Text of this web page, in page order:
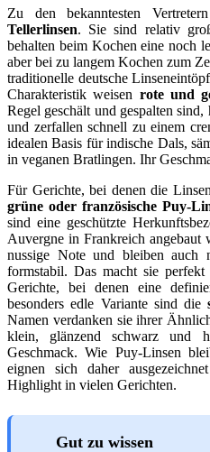
Zu den bekanntesten
Tellerlinsen. Sie sind relativ
behalten beim Kochen eine noch
aber bei zu langem Kochen zum
traditionelle deutsche
Charakteristik weisen rote und
Regel geschält und gespalten
und zerfallen schnell zu einem
idealen Basis für indische Dals,
in veganen Bratlingen. Ihr
Für Gerichte, bei denen die
grüne oder französische Puy-
sind eine geschützte
Auvergne in Frankreich angebaut
nussige Note und bleiben auch
formstabil. Das macht sie
Gerichte, bei denen eine
besonders edle Variante sind die
Namen verdanken sie ihrer
klein, glänzend schwarz und
Geschmack. Wie Puy-Linsen
eignen sich daher
Highlight in vielen Gerichten.
Gut zu wissen